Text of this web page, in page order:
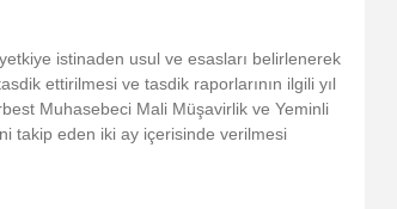
istinaden usul ve esasları belirlenerek
ettirilmesi ve tasdik raporlarının ilgili yıl
Muhasebeci Mali Müşavirlik ve Yeminli
takip eden iki ay içerisinde verilmesi